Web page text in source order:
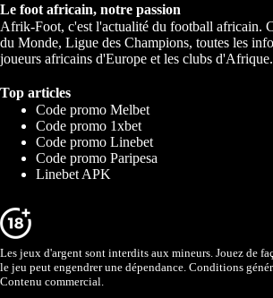
Le foot africain, notre passion
Afrik-Foot, c'est l'actualité du football africain.
du Monde, Ligue des Champions, toutes les
joueurs africains d'Europe et les clubs d'Afrique.
Top articles
Code promo Melbet
Code promo 1xbet
Code promo Linebet
Code promo Paripesa
Linebet APK
Les jeux d'argent sont interdits aux mineurs. Jouez de
le jeu peut engendrer une dépendance. Conditions
Contenu commercial.